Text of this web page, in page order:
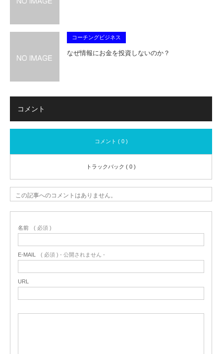
コーチングビジネス
なぜ情報にお金を投資しないのか？
コメント
コメント ( 0 )
トラックバック ( 0 )
この記事へのコメントはありません。
名前 ( 必須 )
E-MAIL ( 必須 ) - 公開されません -
URL